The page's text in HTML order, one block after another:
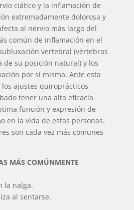
ciático y la inflamación de
extremadamente dolorosa y
al nervio más largo del
común de inflamación en el
vertebral (vértebras
de su posición natural) y los
por sí misma. Ante esta
ajustes quiroprácticos
tener una alta eficacia
función y expresión de
en la vida de estas personas.
son cada vez más comunes
MÁS COMÚNMENTE
la nalga.
al sentarse.